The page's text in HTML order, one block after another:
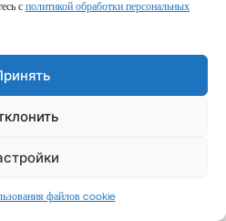
с политикой обработки персональных
файлов cookie
Экскурсии и туры
Исла-Мухерес — остров